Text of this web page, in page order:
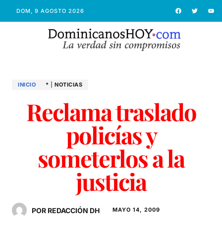
DOM, 9 AGOSTO 2026
INICIO * NOTICIAS
Reclama traslado
policías y
someterlos a la
justicia
POR REDACCIÓN DH MAYO 14, 2009